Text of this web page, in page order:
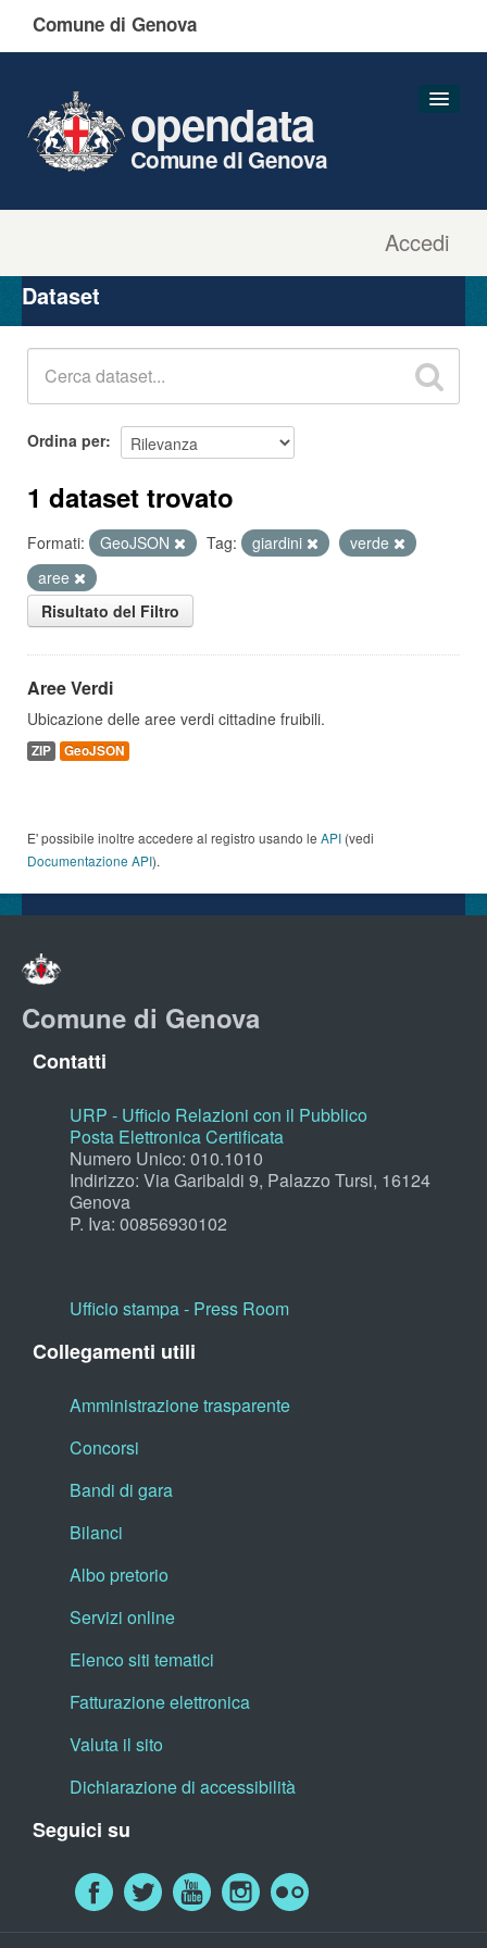
Comune di Genova
Accedi
opendata
Comune di Genova
Organizzazioni
Gruppi
Dataset
Ordina per
1 dataset trovato
Formati: GeoJSON Tag: giardini
verde
aree
Risultato del Filtro
Aree Verdi
Ubicazione delle aree verdi cittadine fruibili.
ZIP GeoJSON
E' possibile inoltre accedere al registro usando le API (vedi
Documentazione API).
Comune di Genova
Contatti
URP - Ufficio Relazioni con il Pubblico
Posta Elettronica Certificata
Numero Unico: 010.1010
Indirizzo: Via Garibaldi 9, Palazzo Tursi, 16124
Genova
P. Iva: 00856930102
Ufficio stampa - Press Room
Collegamenti utili
Amministrazione trasparente
Concorsi
Bandi di gara
Bilanci
Albo pretorio
Servizi online
Elenco siti tematici
Fatturazione elettronica
Valuta il sito
Dichiarazione di accessibilità
Seguici su